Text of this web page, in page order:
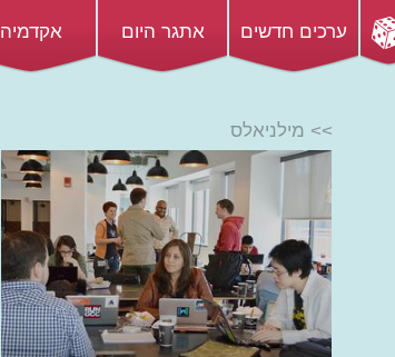
ערכים חדשים אתגר היום אקדמיה
>> מילניאלס